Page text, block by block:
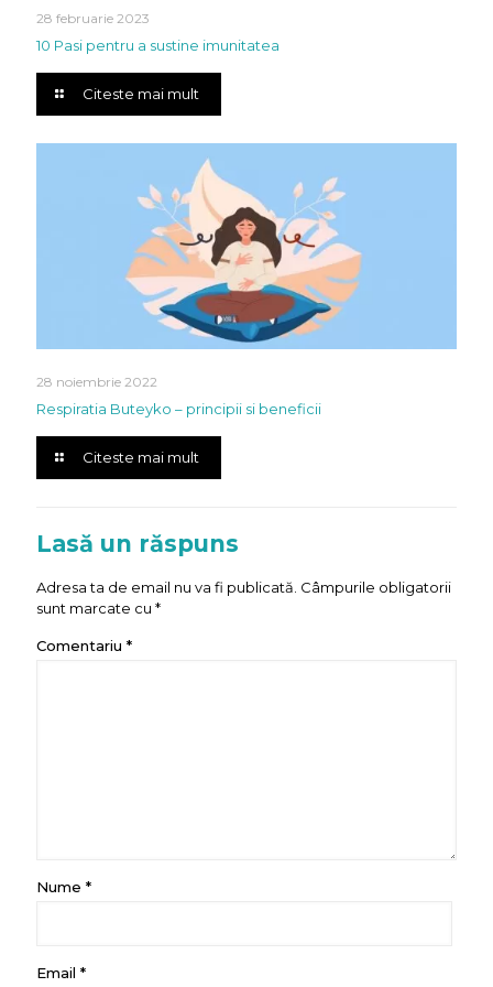
28 februarie 2023
10 Pasi pentru a sustine imunitatea
Citeste mai mult
28 noiembrie 2022
Respiratia Buteyko – principii si beneficii
Citeste mai mult
Lasă un răspuns
Adresa ta de email nu va fi publicată. Câmpurile obligatorii
sunt marcate cu *
Comentariu *
Nume *
Email *